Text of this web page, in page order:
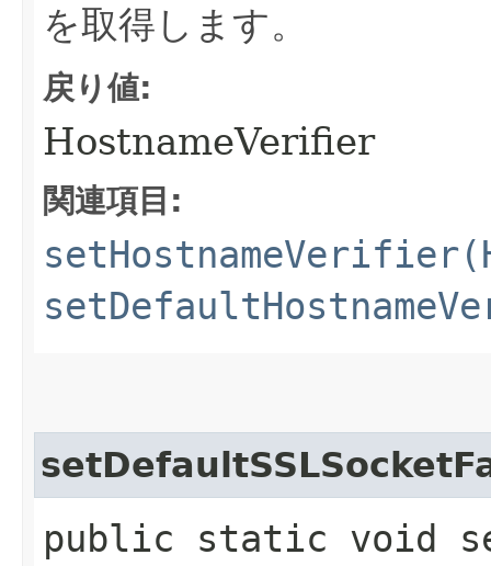
を取得します。
戻り値:
HostnameVerifier
関連項目:
public static void